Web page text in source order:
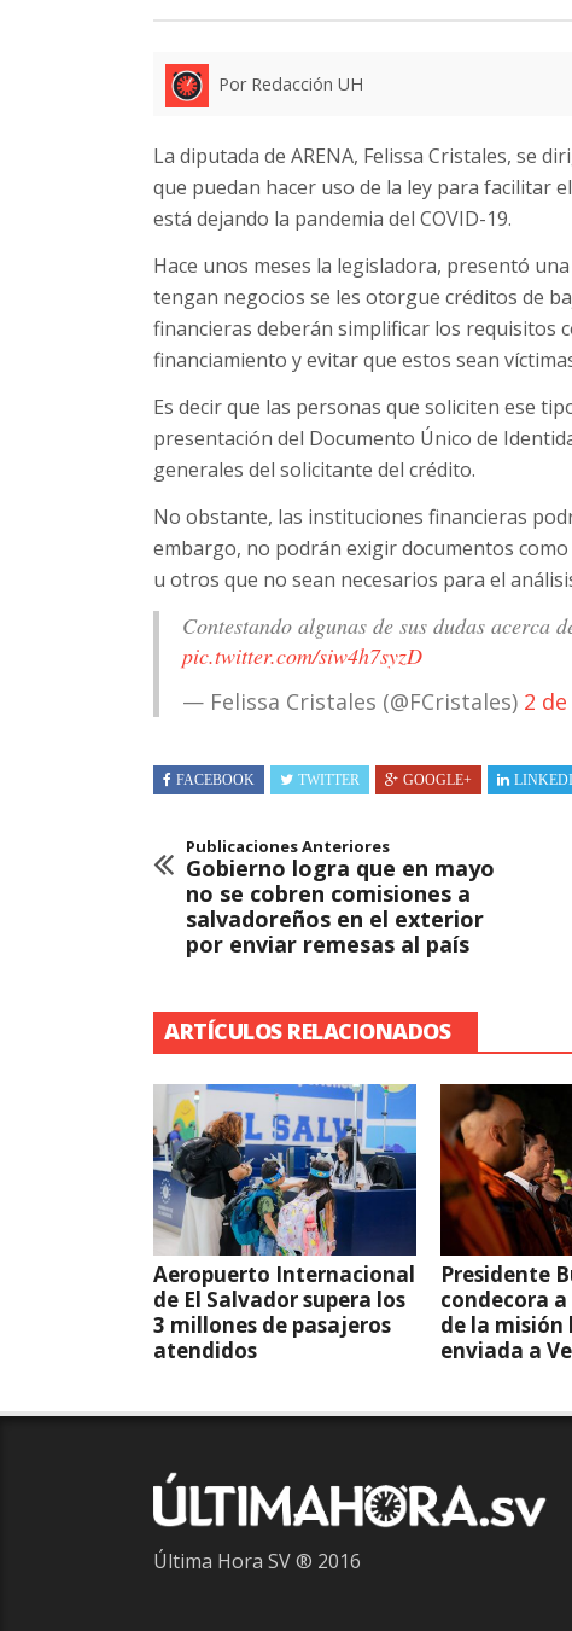
Por Redacción UH
La diputada de ARENA, Felissa Cristales, se
que puedan hacer uso de la ley para facilitar
está dejando la pandemia del COVID-19.
Hace unos meses la legisladora, presentó
tengan negocios se les otorgue créditos de
financieras deberán simplificar los requisitos
financiamiento y evitar que estos sean
Es decir que las personas que soliciten ese
presentación del Documento Único de
generales del solicitante del crédito.
No obstante, las instituciones financieras
embargo, no podrán exigir documentos
u otros que no sean necesarios para el
Contestando algunas de sus dudas
pic.twitter.com/siw4h7syzD
— Felissa Cristales (@FCristales) 2
FACEBOOK TWITTER GOOGLE+
Publicaciones Anteriores
Gobierno logra que en mayo
no se cobren comisiones a
salvadoreños en el exterior
por enviar remesas al país
ARTÍCULOS RELACIONADOS
Aeropuerto Internacional
de El Salvador supera los
3 millones de pasajeros
atendidos
Presidente
condecora
de la
enviada a
Última Hora SV ® 2016